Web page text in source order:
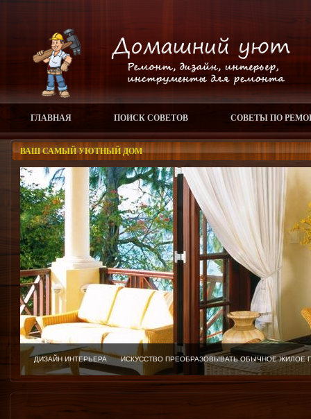
ГЛАВНАЯ ПОИСК СОВЕТОВ СОВЕТЫ ПО
ВАШ САМЫЙ УЮТНЫЙ ДОМ
ДИЗАЙН ИНТЕРЬЕРА ИСКУССТВО ПРЕОБРАЗОВЫВАТЬ ОБЫЧНОЕ